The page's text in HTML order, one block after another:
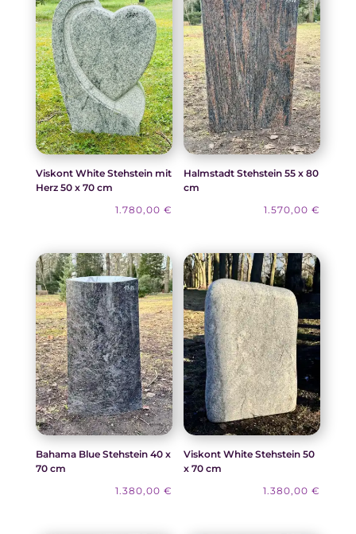
Viskont White Stehstein mit
Herz 50 x 70 cm
1.780,00 €
Halmstadt Stehstein 55 x 80
cm
1.570,00€
Bahama Blue Stehstein 40 x
70 cm
1.380,00 €
Viskont White Stehstein 50
x 70 cm
1.380,00€